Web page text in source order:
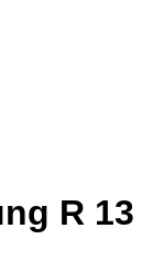
R 13